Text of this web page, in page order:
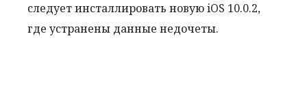
следует инсталлировать новую iOS 10.0.2,
где устранены данные недочеты.